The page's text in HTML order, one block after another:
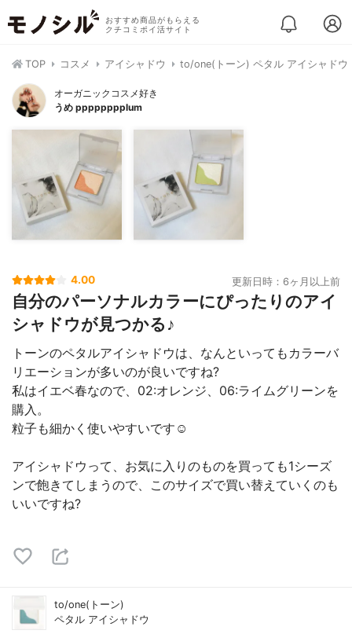
おすすめ商品がもらえる
クチコミポイ活サイト
TOP コスメ アイシャドウ to/one(トーン) ペタル アイシャドウ
オーガニックコスメ好き
うめ pppppppplum
4.00 更新日時：6ヶ月以上前
自分のパーソナルカラーにぴったりのアイ
シャドウが見つかる♪
トーンのペタルアイシャドウは、なんといってもカラーバ
リエーションが多いのが良いですね?
私はイエベ春なので、02:オレンジ、06:ライムグリーンを
購入。
粒子も細かく使いやすいです☺️
アイシャドウって、お気に入りのものを買っても1シーズ
ンで飽きてしまうので、このサイズで買い替えていくのも
いいですね?
to/one(トーン)
ペタル アイシャドウ